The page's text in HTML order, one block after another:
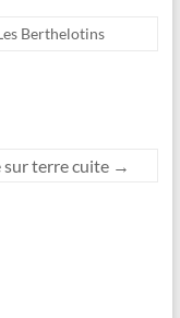
Berthelotins
sur terre cuite →